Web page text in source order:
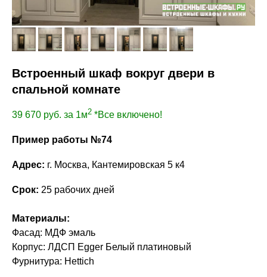
Встроенный шкаф вокруг двери в
спальной комнате
39 670 руб. за 1м2 *Все включено!
Пример работы №74
Адрес: г. Москва, Кантемировская 5 к4
Срок: 25 рабочих дней
Материалы:
Фасад: МДФ эмаль
Корпус: ЛДСП Egger Белый платиновый
Фурнитура: Hettich